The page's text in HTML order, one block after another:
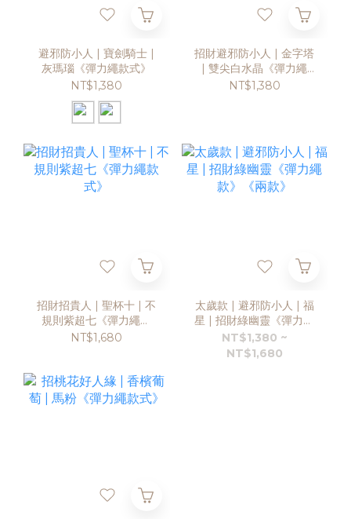
避邪防小人 | 寶劍騎士 |
灰瑪瑙《彈力繩款式》
NT$1,380
招財避邪防小人 | 金字塔
| 雙尖白水晶《彈力繩
款》
NT$1,380
招財招貴人 | 聖杯十 | 不
規則紫超七《彈力繩款
式》
NT$1,680
太歲款 | 避邪防小人 | 福
星 | 招財綠幽靈《彈力繩
款》《兩款》
NT$1,380 ~
NT$1,680